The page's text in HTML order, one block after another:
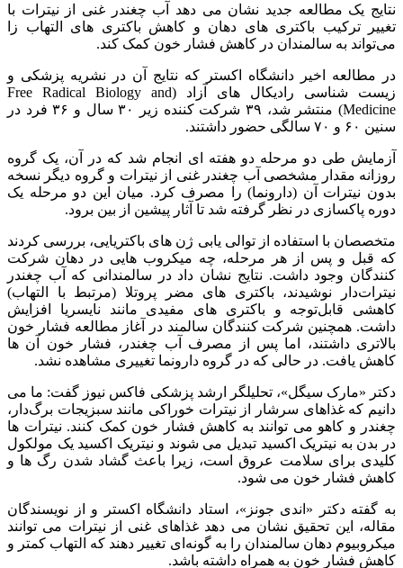
نتایج یک مطالعه جدید نشان می‌ دهد آب چغندر غنی از نیترات با
تغییر ترکیب باکتری‌ های دهان و کاهش باکتری‌ های التهاب‌ زا
می‌تواند به سالمندان در کاهش فشار خون کمک کند.
در مطالعه اخیر دانشگاه اکستر که نتایج آن در نشریه پزشکی و
زیست‌ شناسی رادیکال‌ های آزاد (Free Radical Biology and
Medicine) منتشر شد، ۳۹ شرکت‌ کننده زیر ۳۰ سال و ۳۶ فرد در
سنین ۶۰ و ۷۰ سالگی حضور داشتند.
آزمایش طی دو مرحله‌ دو هفته‌ ای انجام شد که در آن، یک گروه
روزانه مقدار مشخصی آب چغندر غنی از نیترات و گروه دیگر نسخه‌
بدون نیترات آن (دارونما) را مصرف کرد. میان این دو مرحله یک
دوره پاکسازی در نظر گرفته شد تا آثار پیشین از بین برود.
متخصصان با استفاده از توالی‌ یابی ژن‌ های باکتریایی، بررسی کردند
که قبل و پس از هر مرحله، چه میکروب‌ هایی در دهان شرکت‌
کنندگان وجود داشت. نتایج نشان داد در سالمندانی که آب چغندر
نیترات‌دار نوشیدند، باکتری‌ های مضر پروتلا (مرتبط با التهاب)
کاهشی قابل‌توجه و باکتری‌ های مفیدی مانند نایسریا افزایش
داشت. همچنین شرکت‌ کنندگان سالمند در آغاز مطالعه فشار خون
بالاتری داشتند، اما پس از مصرف آب چغندر، فشار خون آن‌ ها
کاهش یافت. در حالی که در گروه دارونما تغییری مشاهده نشد.
دکتر «مارک سیگل»، تحلیلگر ارشد پزشکی فاکس‌ نیوز گفت: ما می‌
دانیم که غذاهای سرشار از نیترات خوراکی مانند سبزیجات برگ‌دار،
چغندر و کاهو می‌ توانند به کاهش فشار خون کمک کنند. نیترات‌ ها
در بدن به نیتریک‌ اکسید تبدیل می‌ شوند و نیتریک‌ اکسید یک مولکول
کلیدی برای سلامت عروق است، زیرا باعث گشاد شدن رگ‌ ها و
کاهش فشار خون می‌ شود.
به گفته دکتر «اندی جونز»، استاد دانشگاه اکستر و از نویسندگان
مقاله، این تحقیق نشان می‌ دهد غذاهای غنی از نیترات می‌ توانند
میکروبیوم دهان سالمندان را به گونه‌ای تغییر دهند که التهاب کمتر و
کاهش فشار خون به همراه داشته باشد.